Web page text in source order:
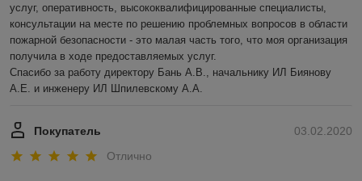
услуг, оперативность, высококвалифицированные специалисты,
консультации на месте по решению проблемных вопросов в области
пожарной безопасности - это малая часть того, что моя организация
получила в ходе предоставляемых услуг.
Спасибо за работу директору Бань А.В., начальнику ИЛ Биянову
А.Е. и инженеру ИЛ Шпилевскому А.А.
03.02.2020
Покупатель
Отлично